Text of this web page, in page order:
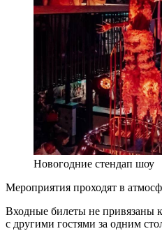
Новогодние стендап шоу
Мероприятия проходят в
Входные билеты не привязаны
с другими гостями за одним